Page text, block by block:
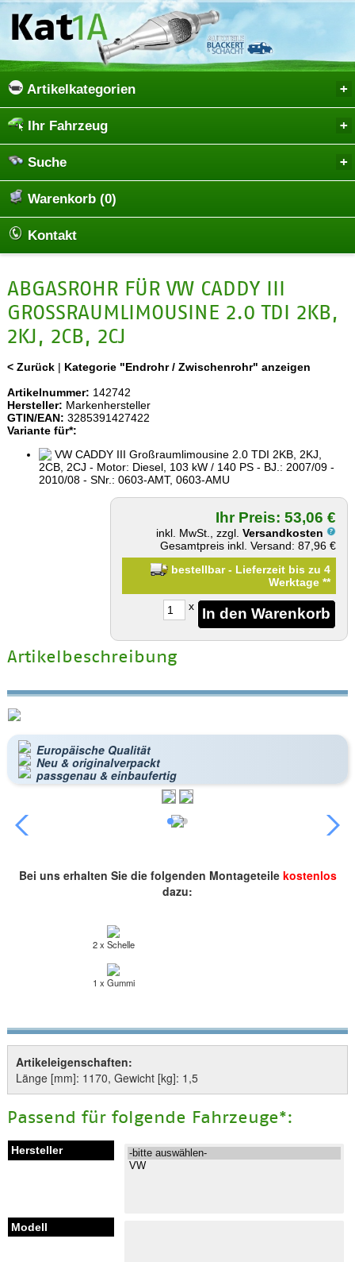
Artikelkategorien
Ihr Fahrzeug
Suche
Warenkorb (0)
Kontakt
ABGASROHR FÜR VW CADDY III
GROSSRAUMLIMOUSINE 2.0 TDI 2KB, 2
KJ, 2CB, 2CJ
< Zurück| Kategorie "Endrohr / Zwischenrohr" anzeigen
Artikelnummer: 142742
Hersteller: Markenhersteller
GTIN/EAN: 3285391427422
Variante für*:
VW CADDY III Großraumlimousine 2.0 TDI 2KB, 2KJ,
2CB, 2CJ - Motor: Diesel, 103 kW / 140 PS - BJ.: 2007/09 -
2010/08 - SNr.: 0603-AMT, 0603-AMU
Ihr Preis: 53,06 €
inkl. MwSt., zzgl.Versandkosten
Gesamtpreis inkl. Versand: 87,96 €
bestellbar - Lieferzeit bis zu 4
Werktage**
x
Artikelbeschreibung
Europäische Qualität
Neu & originalverpackt
passgenau & einbaufertig
Bei uns erhalten Sie die folgenden Montageteile kostenlos
dazu:
2 x Schelle
1 x Gummi
Artikeleigenschaften:
Länge [mm]: 1170, Gewicht [kg]: 1,5
Passend für folgende Fahrzeuge*: